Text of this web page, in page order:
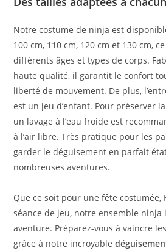
Notre costume de ninja est
100 cm, 110 cm, 120 cm et 130 cm,
différents âges et types de corps.
haute qualité, il garantit le confort
liberté de mouvement. De plus,
est un jeu d’enfant. Pour préserver
un lavage à l’eau froide est
à l’air libre. Très pratique pour les
garder le déguisement en parfait
nombreuses aventures.
Que ce soit pour une fête costumée,
séance de jeu, notre ensemble
aventure. Préparez-vous à vaincre
grâce à notre incroyable